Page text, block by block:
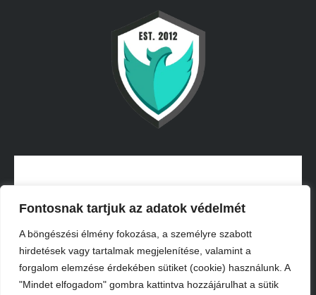
Fontosnak tartjuk az adatok védelmét
A böngészési élmény fokozása, a személyre szabott
hirdetések vagy tartalmak megjelenítése, valamint a
forgalom elemzése érdekében sütiket (cookie) használunk. A
"Mindet elfogadom" gombra kattintva hozzájárulhat a sütik
INFORMÁCIÓK